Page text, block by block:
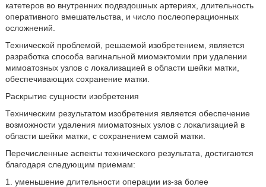
катетеров во внутренних подвздошных артериях, длительность
оперативного вмешательства, и число послеоперационных
осложнений.
Технической проблемой, решаемой изобретением, является
разработка способа вагинальной миомэктомии при удалении
мимоатозных узлов с локализацией в области шейки матки,
обеспечивающих сохранение матки.
Раскрытие сущности изобретения
Техническим результатом изобретения является обеспечение
возможности удаления миоматозных узлов с локализацией в
области шейки матки, с сохранением самой матки.
Перечисленные аспекты технического результата, достигаются
благодаря следующим приемам:
1. уменьшение длительности операции из-за более